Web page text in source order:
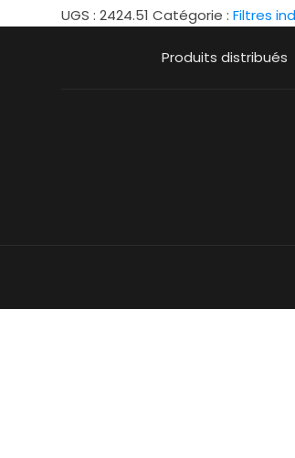
UGS : 2424.51 Catégorie : Filtres
Produits distribués